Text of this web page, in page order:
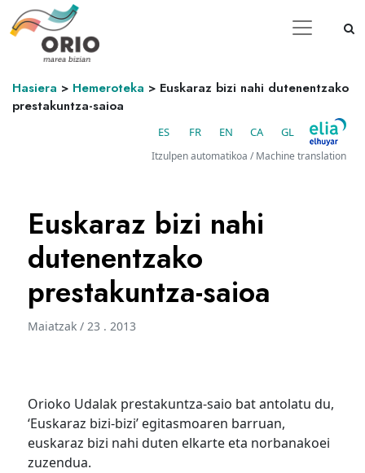
Hasiera > Hemeroteka > Euskaraz bizi nahi dutenentzako
prestakuntza-saioa
ES FR EN CA GL
Itzulpen automatikoa / Machine translation
Euskaraz bizi nahi
dutenentzako
prestakuntza-saioa
Maiatzak / 23 . 2013
Orioko Udalak prestakuntza-saio bat antolatu du,
‘Euskaraz bizi-bizi’ egitasmoaren barruan,
euskaraz bizi nahi duten elkarte eta norbanakoei
zuzendua.